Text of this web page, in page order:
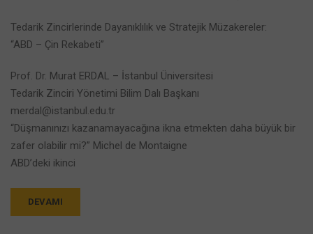
Tedarik Zincirlerinde Dayanıklılık ve Stratejik Müzakereler:
“ABD – Çin Rekabeti”
Prof. Dr. Murat ERDAL – İstanbul Üniversitesi
Tedarik Zinciri Yönetimi Bilim Dalı Başkanı
merdal@istanbul.edu.tr
“Düşmanınızı kazanamayacağına ikna etmekten daha büyük bir
zafer olabilir mi?” Michel de Montaigne
ABD’deki ikinci
DEVAMI